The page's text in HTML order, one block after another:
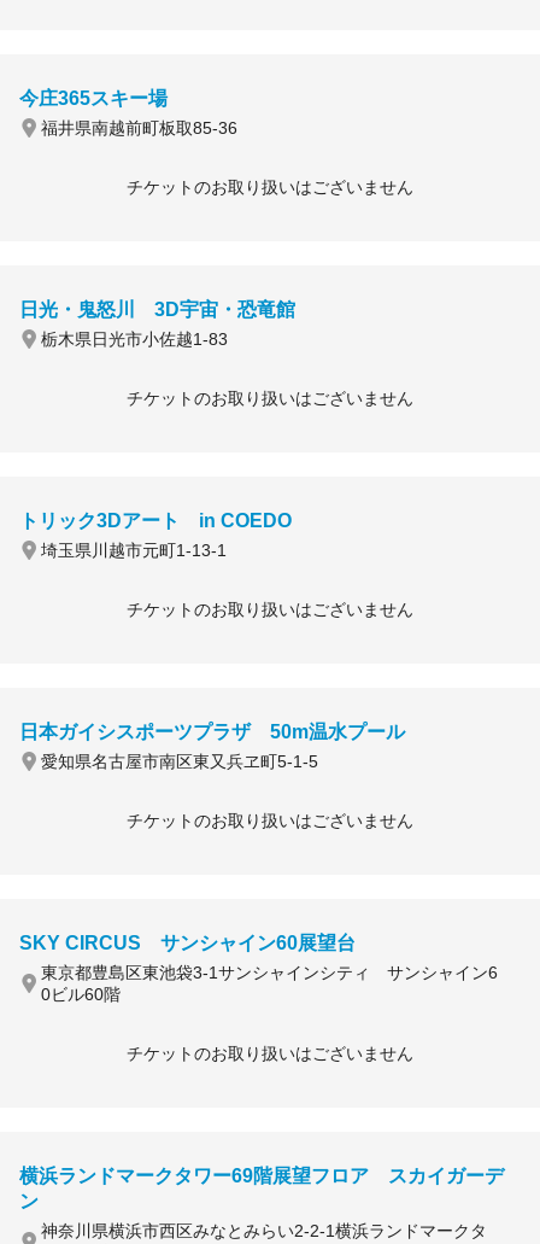
今庄365スキー場
福井県南越前町板取85-36
チケットのお取り扱いはございません
日光・鬼怒川 3D宇宙・恐竜館
栃木県日光市小佐越1-83
チケットのお取り扱いはございません
トリック3Dアート in COEDO
埼玉県川越市元町1-13-1
チケットのお取り扱いはございません
日本ガイシスポーツプラザ 50m温水プール
愛知県名古屋市南区東又兵ヱ町5-1-5
チケットのお取り扱いはございません
SKY CIRCUS サンシャイン60展望台
東京都豊島区東池袋3-1サンシャインシティ サンシャイン6
0ビル60階
チケットのお取り扱いはございません
横浜ランドマークタワー69階展望フロア スカイガーデ
ン
神奈川県横浜市西区みなとみらい2-2-1横浜ランドマークタ